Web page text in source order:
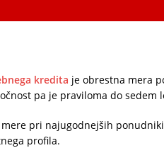
kredita je obrestna mera
pa je praviloma do sedem
pri najugodnejših
profila.